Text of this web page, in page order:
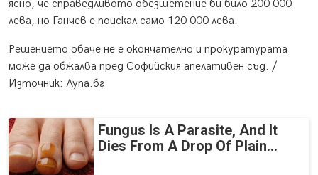
ясно, че справедливото обезщетение би било 200 000
лева, но Ганчев е поискал само 120 000 лева.
Решението обаче не е окончателно и прокуратурата
може да обжалва пред Софийския апелативен съд. /
Източник: Лупа.бг
Fungus Is A Parasite, And It
Dies From A Drop Of Plain...